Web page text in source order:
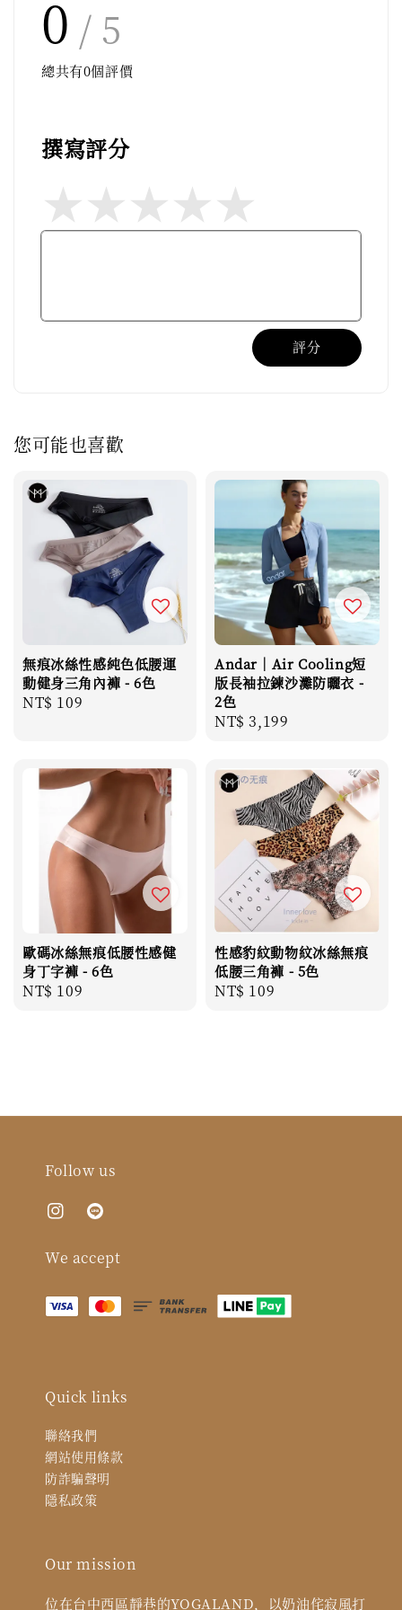
0 / 5
總共有0個評價
撰寫評分
評分
您可能也喜歡
無痕冰絲性感純色低腰運
動健身三角內褲 - 6色
Regular
NT$ 109
Andar｜Air Cooling短
版長袖拉鍊沙灘防曬衣 -
2色
Regular
NT$ 3,199
歐碼冰絲無痕低腰性感健
身丁字褲 - 6色
Regular
NT$ 109
性感豹紋動物紋冰絲無痕
低腰三角褲 - 5色
Regular
NT$ 109
Follow us
We accept
Quick links
聯絡我們
網站使用條款
防詐騙聲明
隱私政策
Our mission
位在台中西區靜巷的YOGALAND，以奶油侘寂風打